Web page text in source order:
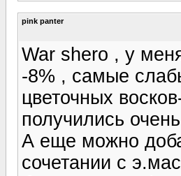
pink panter
War shero , у
-8% , самые
цветочных
получились
А еще можно
сочетании с